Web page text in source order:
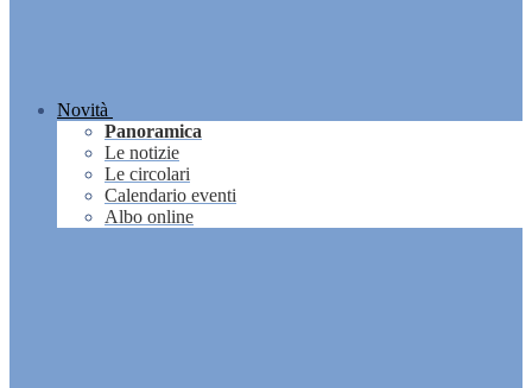
Novità
Panoramica
Le notizie
Le circolari
Calendario eventi
Albo online